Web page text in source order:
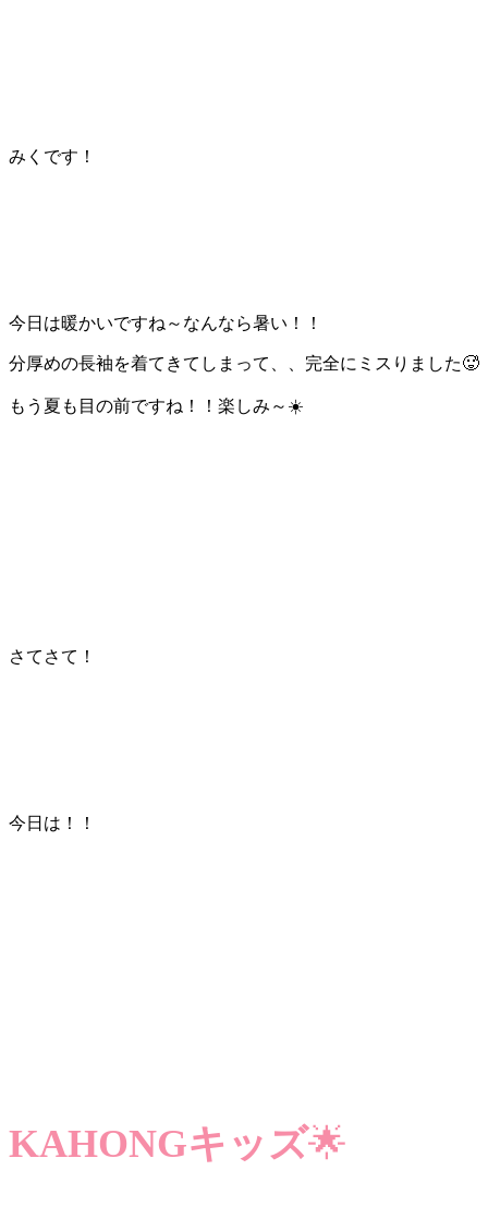
みくです！
今日は暖かいですね～なんなら暑い！！
分厚めの長袖を着てきてしまって、、完全にミスりました🥵
もう夏も目の前ですね！！楽しみ～☀️
さてさて！
今日は！！
KAHONGキッズ🌟